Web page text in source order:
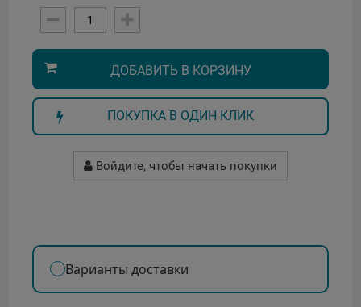
ДОБАВИТЬ В КОРЗИНУ
ПОКУПКА В ОДИН КЛИК
Войдите, чтобы начать покупки
Варианты доставки